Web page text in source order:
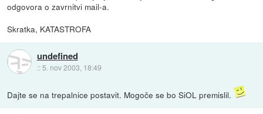
odgovora o zavrnitvi mail-a.
Skratka, KATASTROFA
undefined
:: 5. nov 2003, 18:49
Dajte se na trepalnice postavit. Mogoče se bo SiOL premislil.